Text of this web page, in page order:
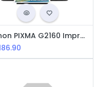
Canon PIXMA G2160 Impresora Multifuncional con Tecnologia Inyección / USB / Negro